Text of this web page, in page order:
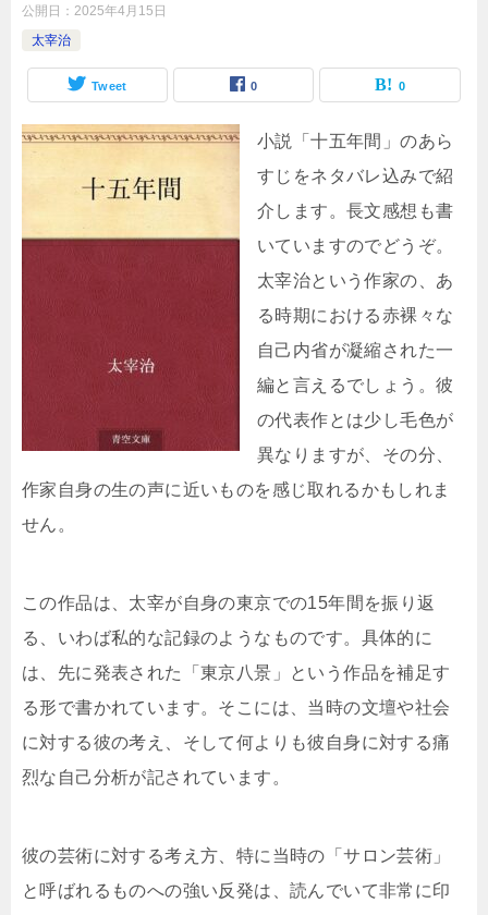
公開日： 2025年4月15日
太宰治
Tweet 0 0
小説「十五年間」のあら
すじをネタバレ込みで紹
介します。長文感想も書
いていますのでどうぞ。
太宰治という作家の、あ
る時期における赤裸々な
自己内省が凝縮された一
編と言えるでしょう。彼
の代表作とは少し毛色が
異なりますが、その分、
作家自身の生の声に近いものを感じ取れるかもしれま
せん。
この作品は、太宰が自身の東京での15年間を振り返
る、いわば私的な記録のようなものです。具体的に
は、先に発表された「東京八景」という作品を補足す
る形で書かれています。そこには、当時の文壇や社会
に対する彼の考え、そして何よりも彼自身に対する痛
烈な自己分析が記されています。
彼の芸術に対する考え方、特に当時の「サロン芸術」
と呼ばれるものへの強い反発は、読んでいて非常に印